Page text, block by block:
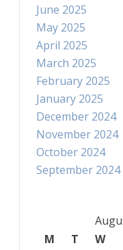
June 2025
May 2025
April 2025
March 2025
February 2025
January 2025
December 2024
November 2024
October 2024
September 2024
M
T W